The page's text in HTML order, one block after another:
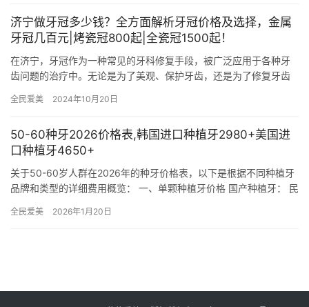
济宁做牙冠多少钱？全方面解析牙冠价格及选择，金属
牙冠几百元|烤瓷冠800起|全瓷冠1500起！
在济宁，牙冠作为一种常见的牙科修复手段，被广泛应用于各种牙
齿问题的治疗中。无论是为了美观、保护牙齿，还是为了修复牙齿
说，牙冠…
全民爱美 2024年10月20日
50-60种牙2026价格表,韩国进口种植牙2980+美国进
口种植牙4650+
关于50-60岁人群在2026年的种牙价格表，以下是根据不同种植牙
品牌和类型的详细费用概览： 一、单颗种植牙价格 国产种植牙： 民
全民爱美 2026年1月20日